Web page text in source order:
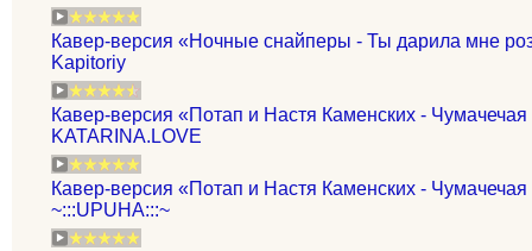
Кавер-версия «Ночные снайперы - Ты дарила мне
Kapitoriy
Кавер-версия «Потап и Настя Каменских -
KATARINA.LOVE
Кавер-версия «Потап и Настя Каменских -
~:::UPUHA:::~